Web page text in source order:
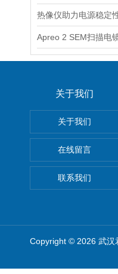
热像仪助力电源稳定
关于我们
关于我们
在线留言
联系我们
Copyright © 2026 武汉